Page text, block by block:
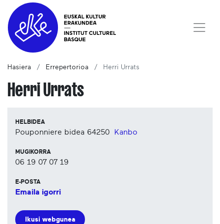
Hasiera Errepertorioa Herri Urrats
Herri Urrats
HELBIDEA
Pouponniere bidea 64250 Kanbo
MUGIKORRA
06 19 07 07 19
E-POSTA
Emaila igorri
Ikusi webgunea